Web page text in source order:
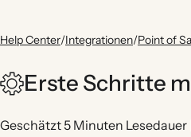
Help Center/Integrationen/Point of
Erste Schritte
Geschätzt 5 Minuten Lesedauer